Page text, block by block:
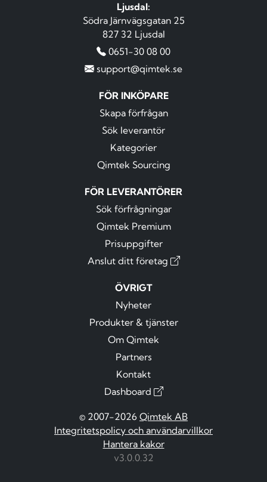
Ljusdal:
Södra Järnvägsgatan 25
827 32 Ljusdal
0651-30 08 00
support@qimtek.se
FÖR INKÖPARE
Skapa förfrågan
Sök leverantör
Kategorier
Qimtek Sourcing
FÖR LEVERANTÖRER
Sök förfrågningar
Qimtek Premium
Prisuppgifter
Anslut ditt företag
ÖVRIGT
Nyheter
Produkter & tjänster
Om Qimtek
Partners
Kontakt
Dashboard
© 2007-2026 Qimtek AB
Integritetspolicy och användarvillkor
Hantera kakor
v3.0.0.32